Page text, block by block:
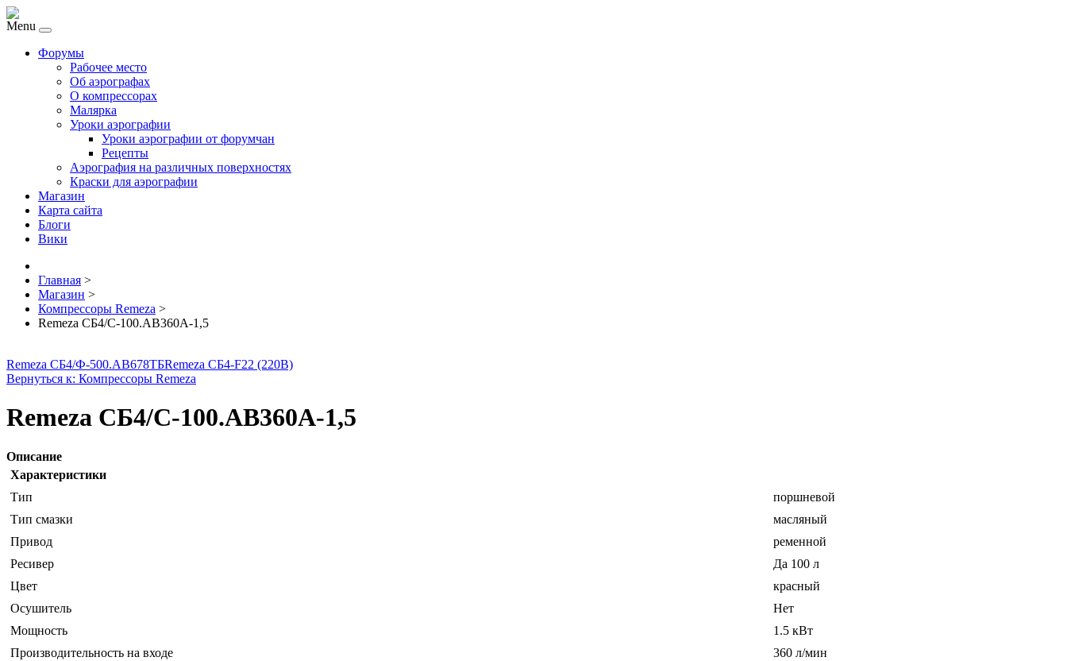
Menu
Форумы
Рабочее место
Об аэрографах
О компрессорах
Малярка
Уроки аэрографии
Уроки аэрографии от форумчан
Рецепты
Аэрография на различных поверхностях
Краски для аэрографии
Магазин
Карта сайта
Блоги
Вики
Главная >
Магазин >
Компрессоры Remeza >
Remeza СБ4/С-100.АВ360А-1,5
Remeza СБ4/Ф-500.AB678ТБRemeza СБ4-F22 (220В)
Вернуться к: Компрессоры Remeza
Remeza СБ4/С-100.АВ360А-1,5
Описание
Характеристики
Тип
поршневой
Тип смазки
масляный
Привод
ременной
Ресивер
Да 100 л
Цвет
красный
Осушитель
Нет
Мощность
1.5 кВт
Производительность на входе
360 л/мин